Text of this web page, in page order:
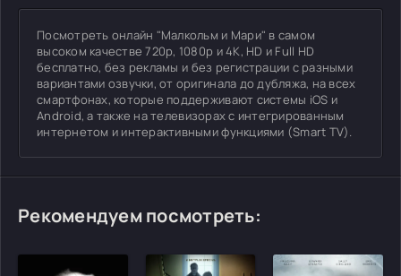
Посмотреть онлайн "Малкольм и Мари" в самом
высоком качестве 720p, 1080p и 4K, HD и Full HD
бесплатно, без рекламы и без регистрации с разными
вариантами озвучки, от оригинала до дубляжа, на всех
смартфонах, которые поддерживают системы iOS и
Android, а также на телевизорах с интегрированным
интернетом и интерактивными функциями (Smart TV).
Рекомендуем посмотреть: